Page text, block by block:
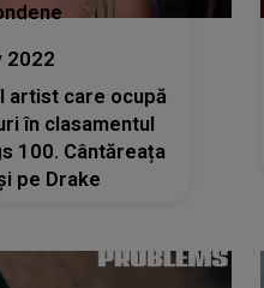
2022
artist care ocupă
în clasamentul
100. Cântăreața
pe Drake